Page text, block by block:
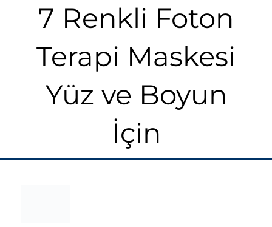
7 Renkli Foton
Terapi Maskesi
Yüz ve Boyun
İçin